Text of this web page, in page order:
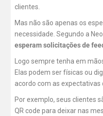
clientes.
Mas não são apenas os
necessidade. Segundo a
esperam solicitações de
Logo sempre tenha em
Elas podem ser físicas ou
acordo com as expectativas
Por exemplo, seus clientes
QR code para deixar nas